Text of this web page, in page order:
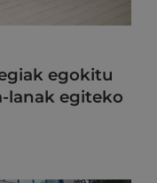
egokitu
lanak egiteko